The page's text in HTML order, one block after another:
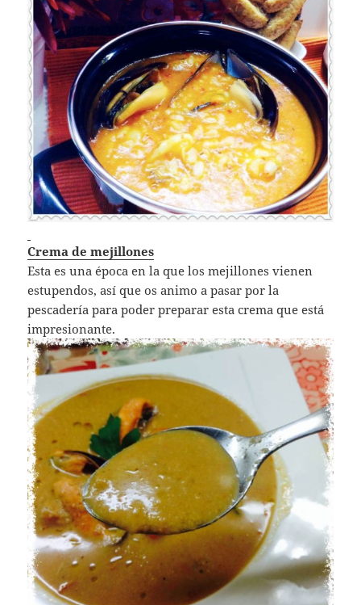
Crema de mejillones
Esta es una época en la que los mejillones vienen
estupendos, así que os animo a pasar por la
pescadería para poder preparar esta crema que está
impresionante.